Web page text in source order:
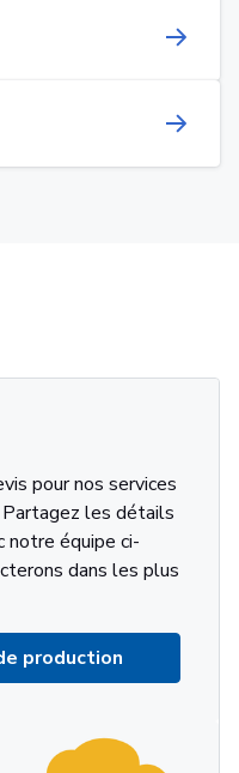
pour nos services
les détails
notre équipe ci-
dans les plus
production